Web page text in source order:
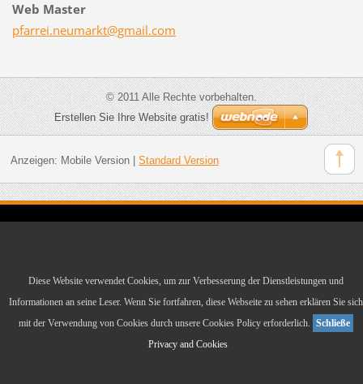
Diese Website verwendet Cookies, um zur Verbesserung der Dienstleistungen und
Informationen an seine Leser. Wenn Sie fortfahren, diese Webseite zu sehen erklären Sie sich
mit der Verwendung von Cookies durch unsere Cookies Policy erforderlich. Schließe
Privacy and Cookies
Web Master
pfarrei.neumarkt@gmail.com
© 2011 Alle Rechte vorbehalten.
Erstellen Sie Ihre Website gratis!
Anzeigen: Mobile Version| Standard Version